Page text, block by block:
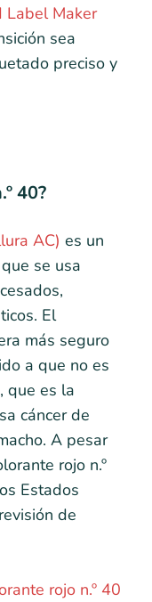
Label Maker
sea
preciso y
40?
AC) es un
se usa
El
más seguro
a que no es
que es la
cáncer de
A pesar
rojo n.º
Estados
de
rojo n.º 40